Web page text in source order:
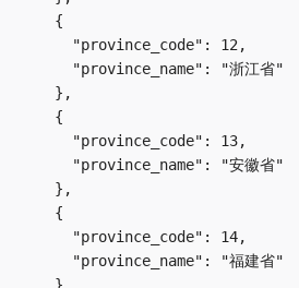
    {
      "province_code": 12,
      "province_name": "浙江省"
    },
    {
      "province_code": 13,
      "province_name": "安徽省"
    },
    {
      "province_code": 14,
      "province_name": "福建省"
    },